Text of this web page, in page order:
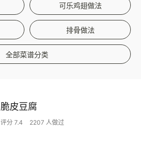
可乐鸡翅做法
排骨做法
全部菜谱分类
脆皮豆腐
评分 7.4 2207 人做过